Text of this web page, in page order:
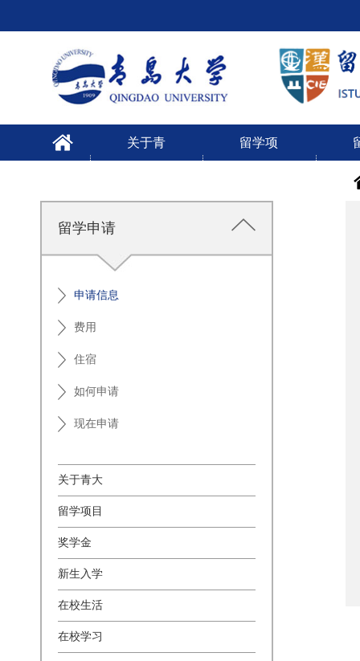
关于青 留学项
留学申请
申请信息
费用
住宿
如何申请
现在申请
关于青大
留学项目
奖学金
新生入学
在校生活
在校学习